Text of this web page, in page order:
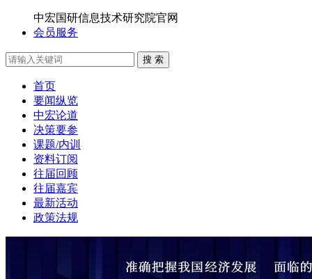
中宏国研信息技术研究院官网
会员服务
搜 索
首页
要闻纵览
中宏论道
决策要参
课题/内训
资料订阅
往届回顾
往届嘉宾
最新活动
政策法规